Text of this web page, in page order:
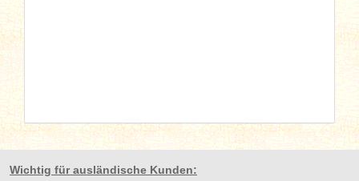
Wichtig für ausländische Kunden: